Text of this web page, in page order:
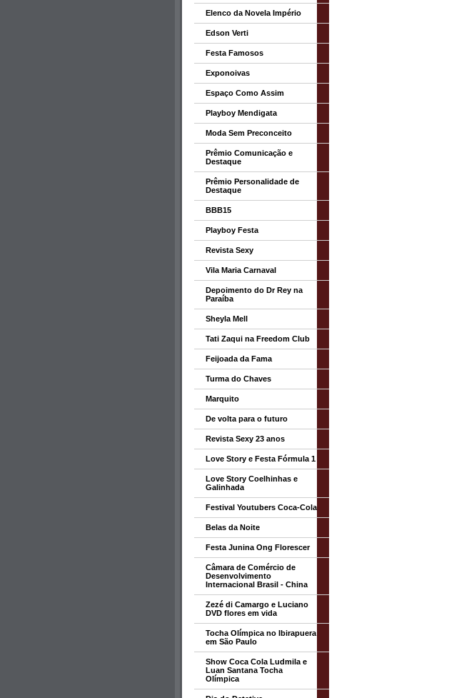
Elenco da Novela Império
Edson Verti
Festa Famosos
Exponoivas
Espaço Como Assim
Playboy Mendigata
Moda Sem Preconceito
Prêmio Comunicação e
Destaque
Prêmio Personalidade de
Destaque
BBB15
Playboy Festa
Revista Sexy
Vila Maria Carnaval
Depoimento do Dr Rey na
Paraíba
Sheyla Mell
Tati Zaqui na Freedom Club
Feijoada da Fama
Turma do Chaves
Marquito
De volta para o futuro
Revista Sexy 23 anos
Love Story e Festa Fórmula 1
Love Story Coelhinhas e
Galinhada
Festival Youtubers Coca-Cola
Belas da Noite
Festa Junina Ong Florescer
Câmara de Comércio de
Desenvolvimento
Internacional Brasil - China
Zezé di Camargo e Luciano
DVD flores em vida
Tocha Olímpica no Ibirapuera
em São Paulo
Show Coca Cola Ludmila e
Luan Santana Tocha
Olímpica